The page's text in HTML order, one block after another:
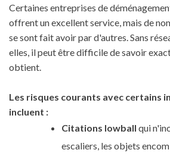
Certaines entreprises de
offrent un excellent service, mais de
se sont fait avoir par d'autres. Sans
elles, il peut être difficile de savoir
obtient.
Les risques courants avec certains
incluent :
Citations lowball qui
escaliers, les objets